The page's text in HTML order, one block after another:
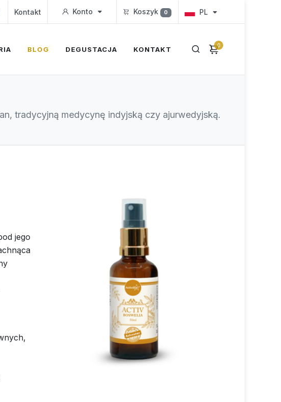
Kontakt Konto Koszyk 0 PL
0
BLOG DEGUSTACJA KONTAKT
tradycyjną medycynę indyjską czy ajurwedyjską.
jego